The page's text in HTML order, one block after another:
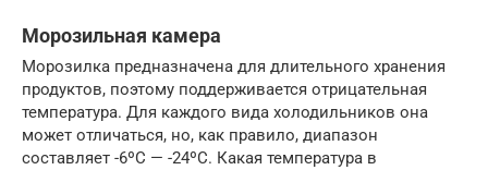
Морозильная камера
Морозилка предназначена для длительного хранения
продуктов, поэтому поддерживается отрицательная
температура. Для каждого вида холодильников она
может отличаться, но, как правило, диапазон
составляет -6ºС — -24ºС. Какая температура в